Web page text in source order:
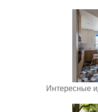
Интересные